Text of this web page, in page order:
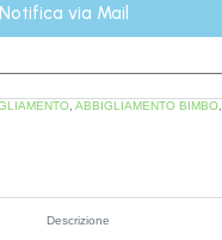
Notifica via Mail
, ABBIGLIAMENTO BIMBO,
Descrizione